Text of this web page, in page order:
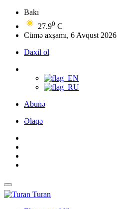
Bakı
27.90 C
Cümə axşamı, 6 Avqust 2026
Daxil ol
Abunə
Əlaqə
Turan